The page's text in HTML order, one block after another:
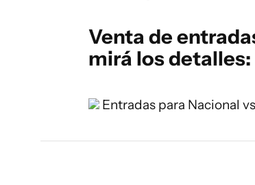
Venta de
mirá los detalles:
Entradas para Nacional